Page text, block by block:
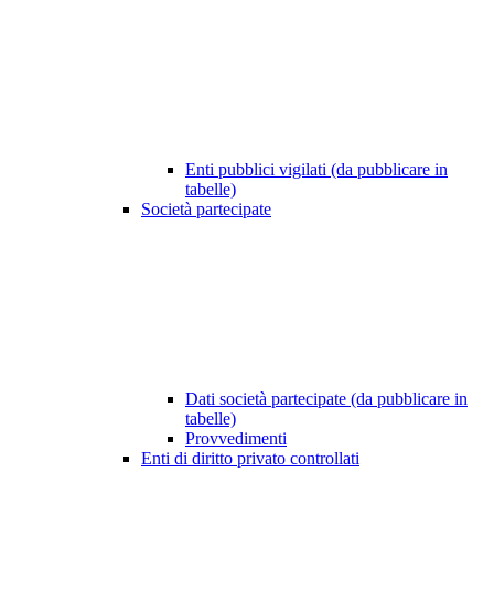
Enti pubblici vigilati (da pubblicare in
tabelle)
Società partecipate
Dati società partecipate (da pubblicare in
tabelle)
Provvedimenti
Enti di diritto privato controllati